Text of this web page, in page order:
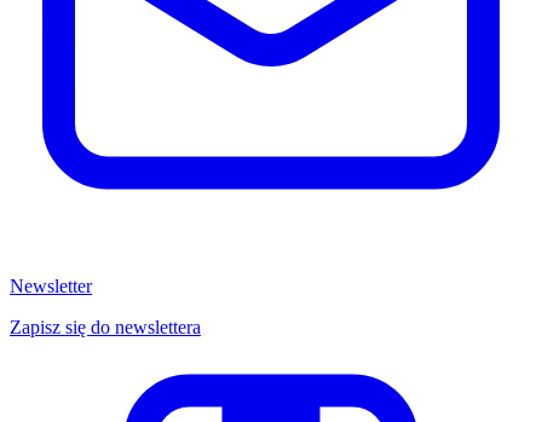
Newsletter
Zapisz się do newslettera